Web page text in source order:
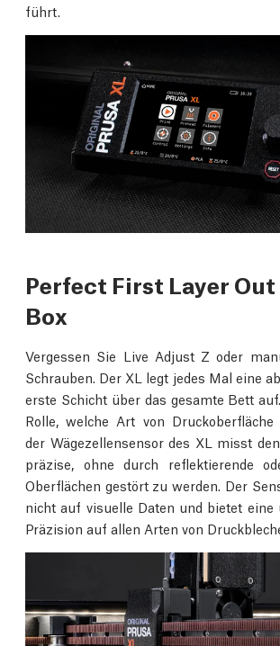
führt.
Perfect First Layer
Box
Vergessen Sie Live Adjust Z oder
Schrauben. Der XL legt jedes Mal eine
erste Schicht über das gesamte Bett
Rolle, welche Art von Druckoberfläche
der Wägezellensensor des XL misst
präzise, ohne durch reflektierende
Oberflächen gestört zu werden. Der
nicht auf visuelle Daten und bietet eine
Präzision auf allen Arten von